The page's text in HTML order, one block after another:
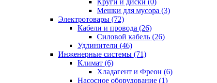
Круги и диски (0)
Мешки для мусора (3)
Электротовары (72)
Кабели и провода (26)
Силовой кабель (26)
Удлинители (46)
Инженерные системы (71)
Климат (6)
Хладагент и Фреон (6)
Насосное оборудование (1)